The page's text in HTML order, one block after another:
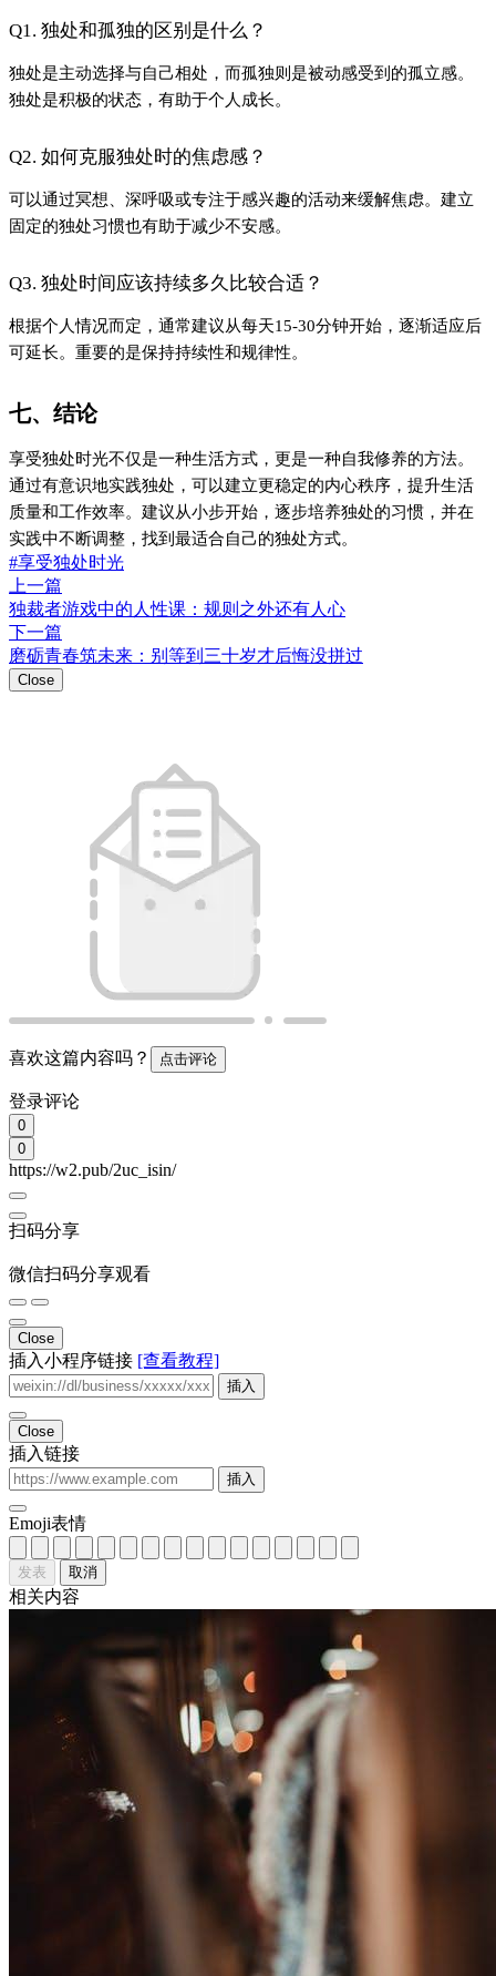
Q1. 独处和孤独的区别是什么？
独处是主动选择与自己相处，而孤独则是被动感受到的孤立感。
独处是积极的状态，有助于个人成长。
Q2. 如何克服独处时的焦虑感？
可以通过冥想、深呼吸或专注于感兴趣的活动来缓解焦虑。建立
固定的独处习惯也有助于减少不安感。
Q3. 独处时间应该持续多久比较合适？
根据个人情况而定，通常建议从每天15-30分钟开始，逐渐适应后
可延长。重要的是保持持续性和规律性。
七、结论
享受独处时光不仅是一种生活方式，更是一种自我修养的方法。
通过有意识地实践独处，可以建立更稳定的内心秩序，提升生活
质量和工作效率。建议从小步开始，逐步培养独处的习惯，并在
实践中不断调整，找到最适合自己的独处方式。
#享受独处时光
上一篇
独裁者游戏中的人性课：规则之外还有人心
下一篇
磨砺青春筑未来：别等到三十岁才后悔没拼过
Close
喜欢这篇内容吗？ 点击评论
登录评论
0
0
https://w2.pub/2uc_isin/
扫码分享
微信扫码分享观看
Close
插入小程序链接 [查看教程]
插入
Close
插入链接
插入
Emoji表情
发表 取消
相关内容